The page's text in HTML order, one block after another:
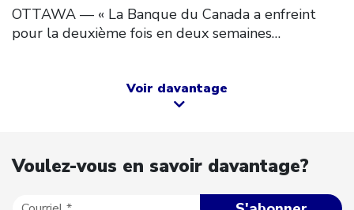
OTTAWA — « La Banque du Canada a enfreint
pour la deuxième fois en deux semaines…
Voir davantage
Voulez-vous en savoir davantage?